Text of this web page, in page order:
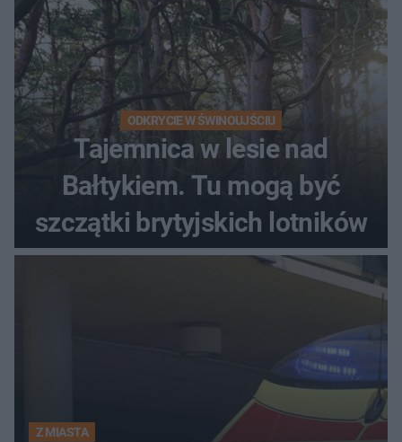
ODKRYCIE W ŚWINOUJŚCIU
Tajemnica w lesie nad
Bałtykiem. Tu mogą być
szczątki brytyjskich lotników
Z MIASTA